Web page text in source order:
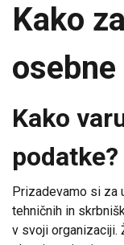
Kako
Kako
podatke?
Prizadevamo si za
tehničnih in
v svoji organizaciji.